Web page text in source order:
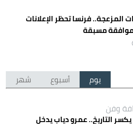
المزعجة.. فرنسا تحظر الإعلانات
مسبقة
يوم أسبوع شهر
وفن
التاريخ.. عمرو دياب يدخل